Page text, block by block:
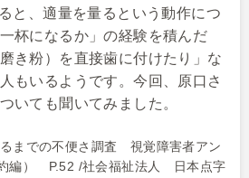
と、適量を量るという動作につ
杯になるか」の経験を積んだ
き粉）を直接歯に付けたり」な
もいるようです。今回、原口さ
いても聞いてみました。
までの不便さ調査 視覚障害者アン
編） P.52 /社会福祉法人 日本点字